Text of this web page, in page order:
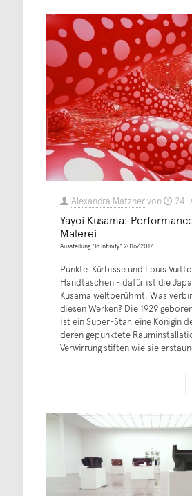
Alexandra Matznervon 24.
Yayoi Kusama:
Malerei
Ausstellung "In Infinity" 2016/2017
Punkte, Kürbisse und Louis
Handtaschen - dafür ist die
Kusama weltberühmt. Was
diesen Werken? Die 1929
ist ein Super-Star, eine Königin
deren gepunktete
Verwirrung stiften wie sie